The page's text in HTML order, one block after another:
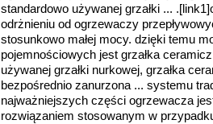
standardowo używanej grzałki ...
odrżnieniu od ogrzewaczy
stosunkowo małej mocy. dzięki temu
pojemnościowych jest grzałka
używanej grzałki nurkowej, grzałka
bezpośrednio zanurzona ... systemu
najważniejszych części ogrzewacza
rozwiązaniem stosowanym w